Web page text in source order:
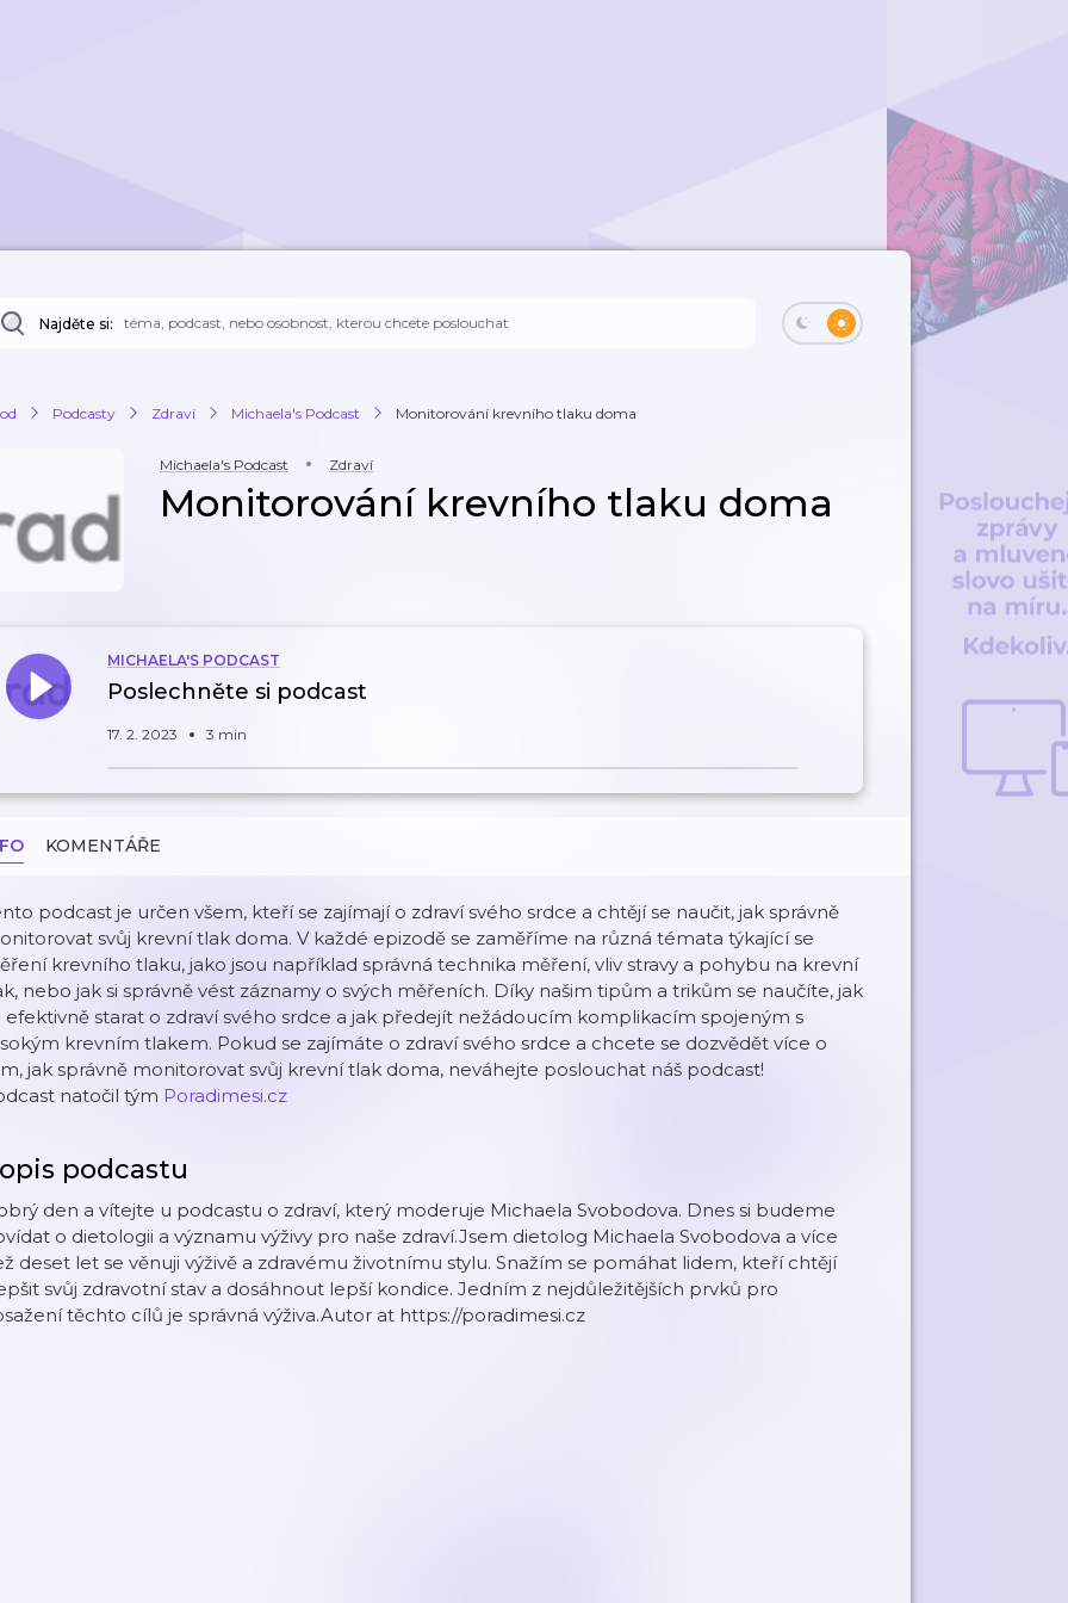
Najděte si:
Podcasty Zdraví Michaela's Podcast Monitorování krevního tlaku doma
Michaela's Podcast Zdraví
Monitorování krevního tlaku doma
MICHAELA'S PODCAST
Poslechněte si podcast
17. 2. 2023 3 min
KOMENTÁŘE
podcast je určen všem, kteří se zajímají o zdraví svého srdce a chtějí se naučit, jak správně
svůj krevní tlak doma. V každé epizodě se zaměříme na různá témata týkající se
krevního tlaku, jako jsou například správná technika měření, vliv stravy a pohybu na krevní
nebo jak si správně vést záznamy o svých měřeních. Díky našim tipům a trikům se naučíte, jak
efektivně starat o zdraví svého srdce a jak předejít nežádoucím komplikacím spojeným s
krevním tlakem. Pokud se zajímáte o zdraví svého srdce a chcete se dozvědět více o
jak správně monitorovat svůj krevní tlak doma, neváhejte poslouchat náš podcast!
natočil tým Poradimesi.cz
podcastu
den a vítejte u podcastu o zdraví, který moderuje Michaela Svobodova. Dnes si budeme
o dietologii a významu výživy pro naše zdraví.Jsem dietolog Michaela Svobodova a více
deset let se věnuji výživě a zdravému životnímu stylu. Snažím se pomáhat lidem, kteří chtějí
svůj zdravotní stav a dosáhnout lepší kondice. Jedním z nejdůležitějších prvků pro
těchto cílů je správná výživa.Autor at https://poradimesi.cz